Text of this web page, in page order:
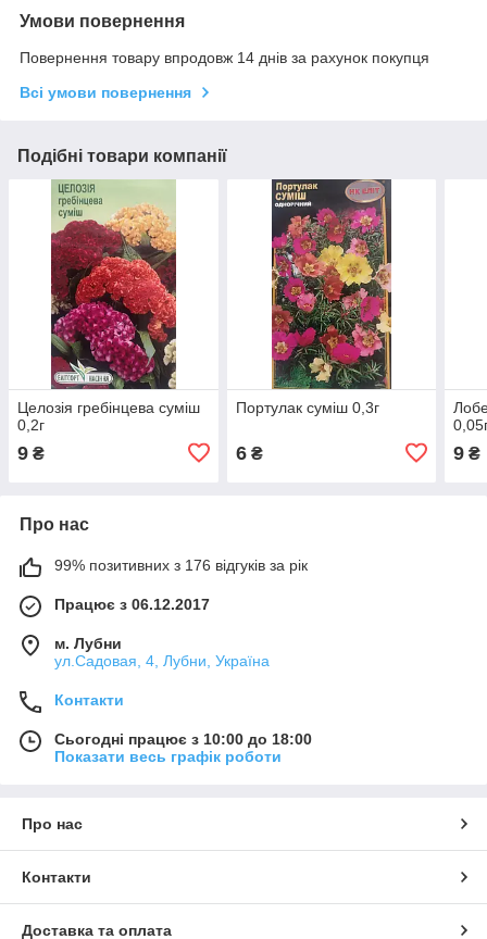
Умови повернення
Повернення товару впродовж 14 днів за рахунок покупця
Всі умови повернення
Подібні товари компанії
Целозія гребінцева суміш
0,2г
9 ₴
Портулак суміш 0,3г
6₴ 9 ₴
Про нас
99% позитивних з 176 відгуків за рік
Працює з 06.12.2017
м. Лубни
ул.Садовая, 4, Лубни, Україна
Контакти
Сьогодні працює з 10:00 до 18:00
Показати весь графік роботи
Про нас
Контакти
Доставка та оплата